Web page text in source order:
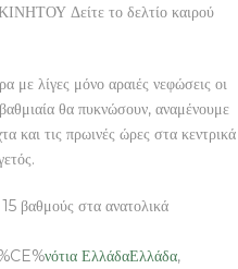
Δείτε το δελτίο καιρού
με λίγες μόνο αραιές νεφώσεις οι
θα πυκνώσουν, αναμένουμε
και τις πρωινές ώρες στα κεντρικά
βαθμούς στα ανατολικά
νότια ΕλλάδαΕλλάδα,